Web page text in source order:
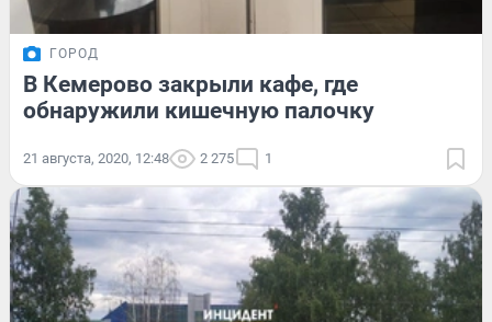
ГОРОД
В Кемерово закрыли кафе, где
обнаружили кишечную палочку
21 августа, 2020, 12:48 2 275 1